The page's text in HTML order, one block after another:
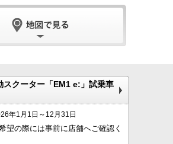
スクーター「EM1 e:」試乗車
年1月1日～12月31日
望の際には事前に店舗へご確認く